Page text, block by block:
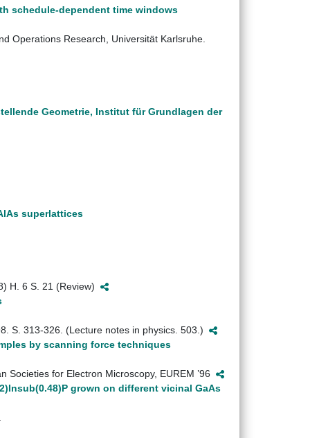
schedule-dependent time windows
Operations Research, Universität Karlsruhe.
Geometrie, Institut für Grundlagen der
superlattices
H. 6 S. 21 (Review)
S. 313-326. (Lecture notes in physics. 503.)
by scanning force techniques
for Electron Microscopy, EUREM ’96
grown on different vicinal GaAs